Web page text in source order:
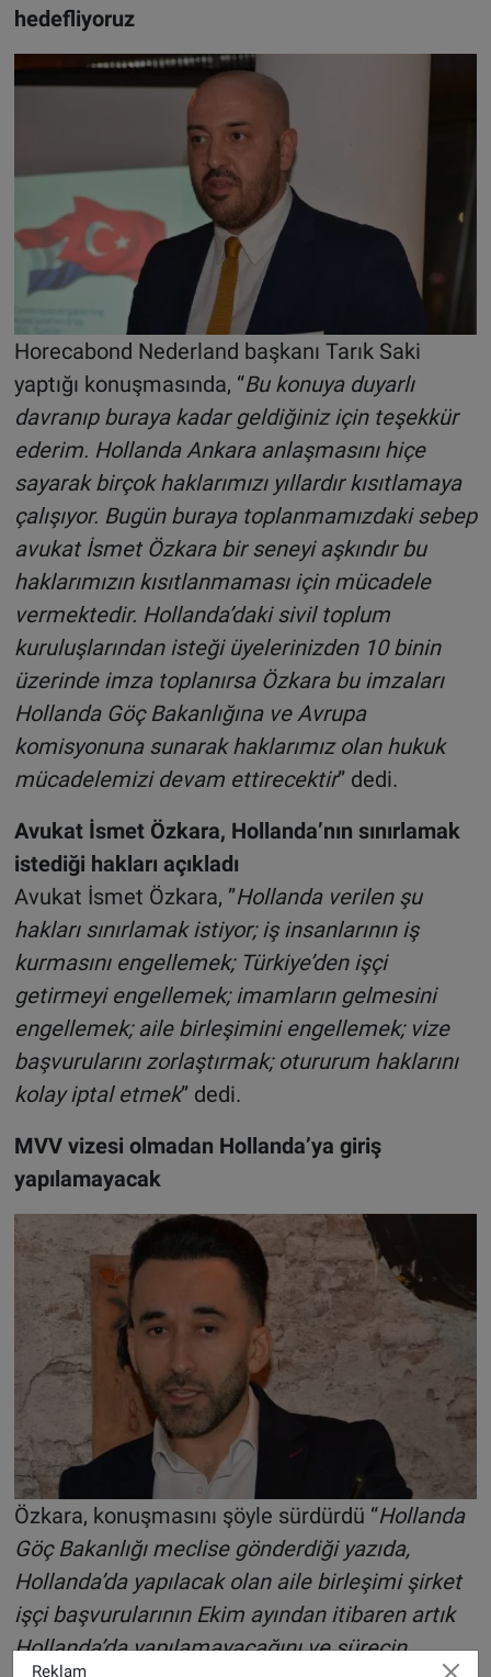
hedefliyoruz
Horecabond Nederland başkanı Tarık Saki
yaptığı konuşmasında, “Bu konuya duyarlı
davranıp buraya kadar geldiğiniz için teşekkür
ederim. Hollanda Ankara anlaşmasını hiçe
sayarak birçok haklarımızı yıllardır kısıtlamaya
çalışıyor. Bugün buraya toplanmamızdaki sebep
avukat İsmet Özkara bir seneyi aşkındır bu
haklarımızın kısıtlanmaması için mücadele
vermektedir. Hollanda’daki sivil toplum
kuruluşlarından isteği üyelerinizden 10 binin
üzerinde imza toplanırsa Özkara bu imzaları
Hollanda Göç Bakanlığına ve Avrupa
komisyonuna sunarak haklarımız olan hukuk
mücadelemizi devam ettirecektir” dedi.
Avukat İsmet Özkara, Hollanda’nın sınırlamak
istediği hakları açıkladı
Avukat İsmet Özkara, ”Hollanda verilen şu
hakları sınırlamak istiyor; iş insanlarının iş
kurmasını engellemek; Türkiye’den işçi
getirmeyi engellemek; imamların gelmesini
engellemek; aile birleşimini engellemek; vize
başvurularını zorlaştırmak; otururum haklarını
kolay iptal etmek” dedi.
MVV vizesi olmadan Hollanda’ya giriş
yapılamayacak
Özkara, konuşmasını şöyle sürdürdü “Hollanda
Göç Bakanlığı meclise gönderdiği yazıda,
Hollanda’da yapılacak olan aile birleşimi şirket
işçi başvurularının Ekim ayından itibaren artık
Hollanda’da yapılamayacağını ve sürecin
Reklam